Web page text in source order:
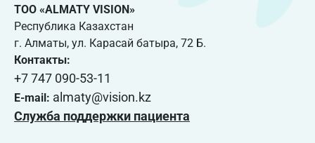
ТОО «ALMATY VISION»
Республика Казахстан
г. Алматы, ул. Карасай батыра, 72 Б.
Контакты:
+7 747 090-53-11
E-mail: almaty@vision.kz
Служба поддержки пациента